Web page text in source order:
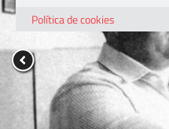
Política de cookies